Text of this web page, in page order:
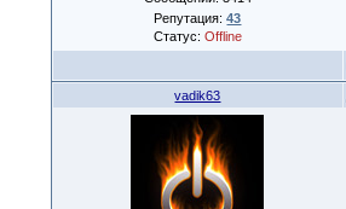
Репутация:43
Статус: Offline
vadik63